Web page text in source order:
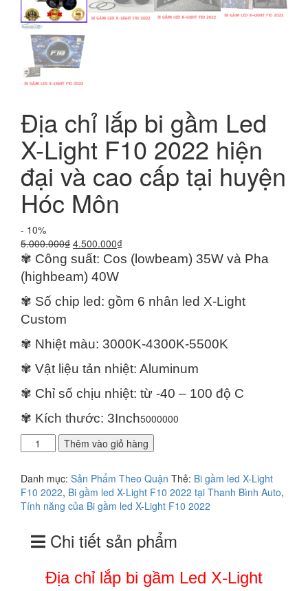
Địa chỉ lắp bi gầm Led
X-Light F10 2022 hiện
đại và cao cấp tại huyện
Hóc Môn
- 10%
5.000.000₫ Giá
gốc
5.000.000₫.
4.500.000₫Giá
hiện
4.500.000₫.
✾ Công suất: Cos (lowbeam) 35W và Pha
(highbeam) 40W
✾ Số chip led: gồm 6 nhân led X-Light
Custom
✾ Nhiệt màu: 3000K-4300K-5500K
✾ Vật liệu tản nhiệt: Aluminum
✾ Chỉ số chịu nhiệt: từ -40 – 100 độ C
✾ Kích thước: 3Inch5000000
chỉ
bi
gầm
Led
Light
F10
Thêm vào giỏ hàng
Danh mục: Sản Phẩm Theo Quận Thẻ: Bi gầm led X-Light
F10 2022, Bi gầm led X-Light F10 2022 tại Thanh Bình Auto,
Tính năng của Bi gầm led X-Light F10 2022
Chi tiết sản phẩm
Địa chỉ lắp bi gầm Led X-Light